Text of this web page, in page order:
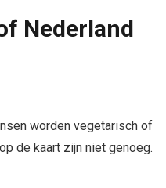
Nederland
worden vegetarisch of
de kaart zijn niet genoeg.